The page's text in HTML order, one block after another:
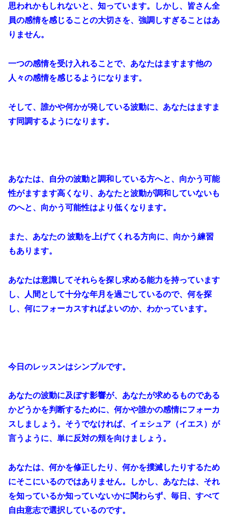
思われかもしれないと、知っています。しかし、皆さん全
員の感情を感じることの大切さを、強調しすぎることはあ
りません。
一つの感情を受け入れることで、あなたはますます他の
人々の感情を感じるようになります。
そして、誰かや何かが発している波動に、あなたはますま
す同調するようになります。
あなたは、自分の波動と調和している方へと、向かう可能
性がますます高くなり、あなたと波動が調和していないも
のへと、向かう可能性はより低くなります。
また、あなたの 波動を上げてくれる方向に、向かう練習
もあります。
あなたは意識してそれらを探し求める能力を持っています
し、人間として十分な年月を過ごしているので、何を探
し、何にフォーカスすればよいのか、わかっています。
今日のレッスンはシンプルです。
あなたの波動に及ぼす影響が、あなたが求めるものである
かどうかを判断するために、何かや誰かの感情にフォーカ
スしましょう。そうでなければ、イェシュア（イエス）が
言うように、単に反対の頬を向けましょう。
あなたは、何かを修正したり、何かを撲滅したりするため
にそこにいるのではありません。しかし、あなたは、それ
を知っているか知っていないかに関わらず、毎日、すべて
自由意志で選択しているのです。